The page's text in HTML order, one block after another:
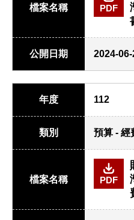
檔案名稱 PDF
公開日期 2024-
年度 112
類別 預算 - 經
檔案名稱 PDF